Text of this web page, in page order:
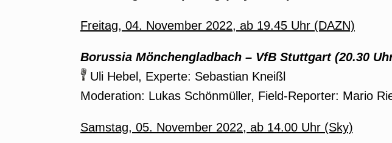
Freitag, 04. November 2022, ab 19.45 Uhr (DAZN)
Borussia Mönchengladbach – VfB Stuttgart (20.30
Uli Hebel, Experte: Sebastian Kneißl
Moderation: Lukas Schönmüller, Field-Reporter: Mario
Samstag, 05. November 2022, ab 14.00 Uhr (Sky)